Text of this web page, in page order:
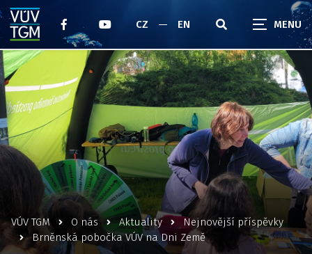
CZ EN
VÚV TGM O nás Aktuality
Nejnovější příspěvky
Brněnská pobočka VÚV na Dni Země